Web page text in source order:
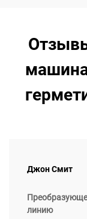
Джон Смит
линию